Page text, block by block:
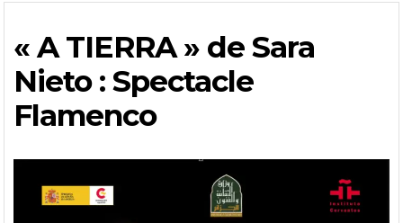
« A TIERRA » de Sara
Nieto : Spectacle
Flamenco